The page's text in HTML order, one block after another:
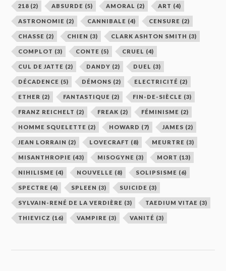
218 (2) ABSURDE (5) AMORAL (2) ART (4)
ASTRONOMIE (2) CANNIBALE (4) CENSURE (2)
CHASSE (2) CHIEN (3) CLARK ASHTON SMITH (3)
COMPLOT (3) CONTE (5) CRUEL (4)
CUL DE JATTE (2) DANDY (2) DUEL (3)
DÉCADENCE (5) DÉMONS (2) ELECTRICITÉ (2)
ETHER (2) FANTASTIQUE (2) FIN-DE-SIÈCLE (3)
FRANZ REICHELT (2) FREAK (2) FÉMINISME (2)
HOMME SQUELETTE (2) HOWARD (7) JAMES (2)
JEAN LORRAIN (2) LOVECRAFT (8) MEURTRE (3)
MISANTHROPIE (43) MISOGYNE (3) MORT (13)
NIHILISME (4) NOUVELLE (8) SOLIPSISME (6)
SPECTRE (4) SPLEEN (3) SUICIDE (3)
SYLVAIN-RENÉ DE LA VERDIÈRE (3) TAEDIUM VITAE (3)
THIEVICZ (16) VAMPIRE (3) VANITÉ (3)